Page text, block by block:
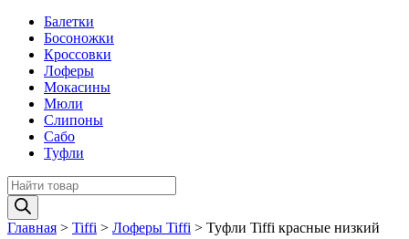
Балетки
Босоножки
Кроссовки
Лоферы
Мокасины
Мюли
Слипоны
Сабо
Туфли
Поиск
товаров
Главная > Tiffi > Лоферы Tiffi > Туфли Tiffi красные низкий